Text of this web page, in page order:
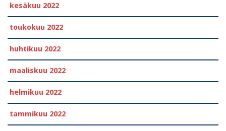
kesäkuu 2022
toukokuu 2022
huhtikuu 2022
maaliskuu 2022
helmikuu 2022
tammikuu 2022